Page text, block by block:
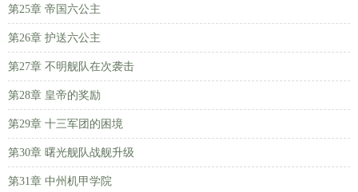
第25章 帝国六公主
第26章 护送六公主
第27章 不明舰队在次袭击
第28章 皇帝的奖励
第29章 十三军团的困境
第30章 曙光舰队战舰升级
第31章 中州机甲学院